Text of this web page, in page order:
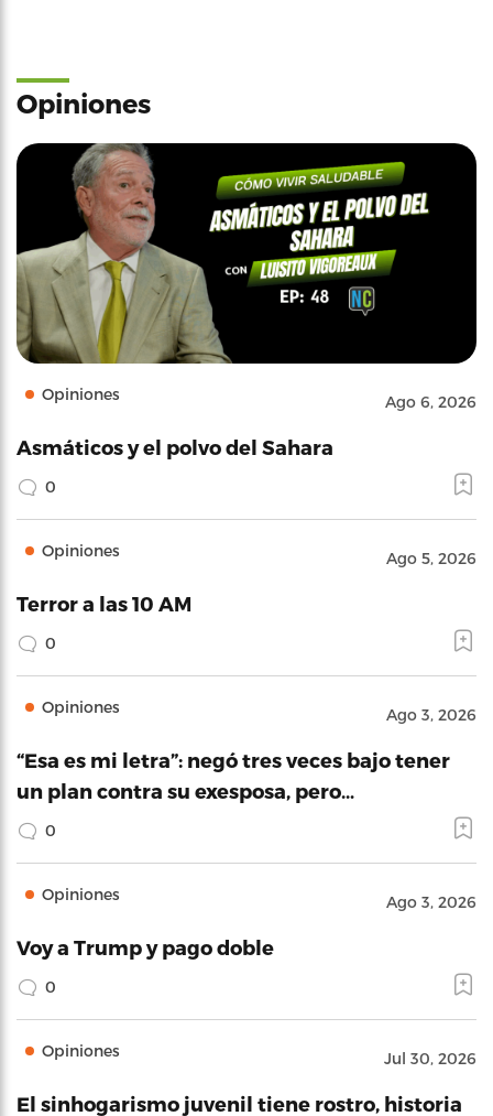
Opiniones
Opiniones Ago 6, 2026
Asmáticos y el polvo del Sahara
0
Opiniones Ago 5, 2026
Terror a las 10 AM
0
Opiniones Ago 3, 2026
“Esa es mi letra”: negó tres veces bajo tener
un plan contra su exesposa, pero…
0
Opiniones Ago 3, 2026
Voy a Trump y pago doble
0
Opiniones Jul 30, 2026
El sinhogarismo juvenil tiene rostro, historia